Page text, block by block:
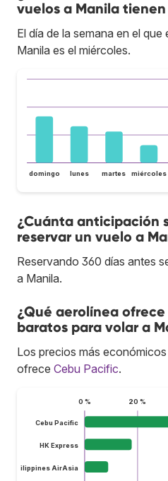
vuelos a Manila
El día de la semana en el
Manila es el miércoles.
domingo lunes martes miércoles
¿Cuánta anticipación
reservar un vuelo a
Reservando 360 días antes
a Manila.
¿Qué aerolínea
baratos para volar a
Los precios más
ofrece Cebu Pacific.
0 % 20 %
Cebu Pacific
HK Express
Philippines AirAsia